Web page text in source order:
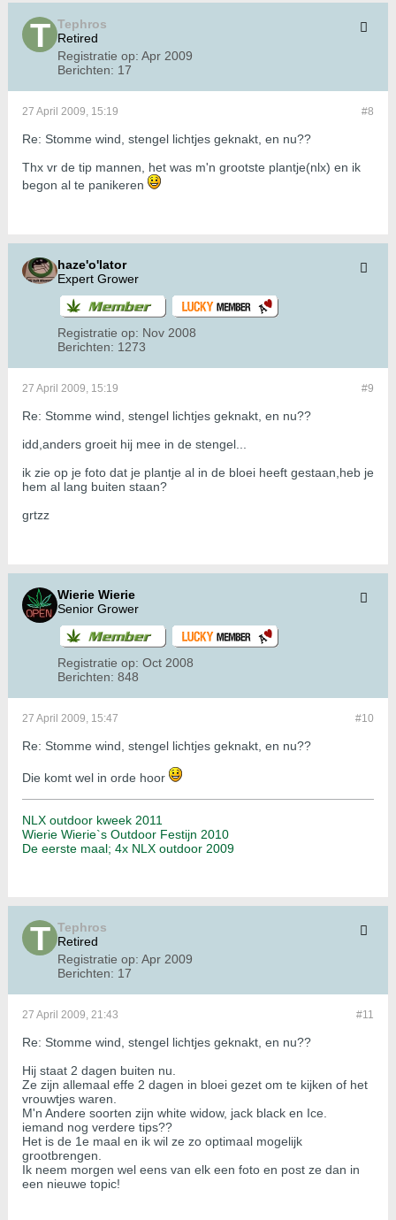
Tephros
Retired
Registratie op: Apr 2009
Berichten: 17
#8
27 April 2009, 15:19
Re: Stomme wind, stengel lichtjes geknakt, en nu??
Thx vr de tip mannen, het was m'n grootste plantje(nlx) en ik
begon al te panikeren
haze'o'lator
Expert Grower
Registratie op: Nov 2008
Berichten: 1273
#9
27 April 2009, 15:19
Re: Stomme wind, stengel lichtjes geknakt, en nu??
idd,anders groeit hij mee in de stengel...
ik zie op je foto dat je plantje al in de bloei heeft gestaan,heb je
hem al lang buiten staan?
grtzz
Wierie Wierie
Senior Grower
Registratie op: Oct 2008
Berichten: 848
#10
27 April 2009, 15:47
Re: Stomme wind, stengel lichtjes geknakt, en nu??
Die komt wel in orde hoor
NLX outdoor kweek 2011
Wierie Wierie`s Outdoor Festijn 2010
De eerste maal; 4x NLX outdoor 2009
Tephros
Retired
Registratie op: Apr 2009
Berichten: 17
#11
27 April 2009, 21:43
Re: Stomme wind, stengel lichtjes geknakt, en nu??
Hij staat 2 dagen buiten nu.
Ze zijn allemaal effe 2 dagen in bloei gezet om te kijken of het
vrouwtjes waren.
M'n Andere soorten zijn white widow, jack black en Ice.
iemand nog verdere tips??
Het is de 1e maal en ik wil ze zo optimaal mogelijk
grootbrengen.
Ik neem morgen wel eens van elk een foto en post ze dan in
een nieuwe topic!